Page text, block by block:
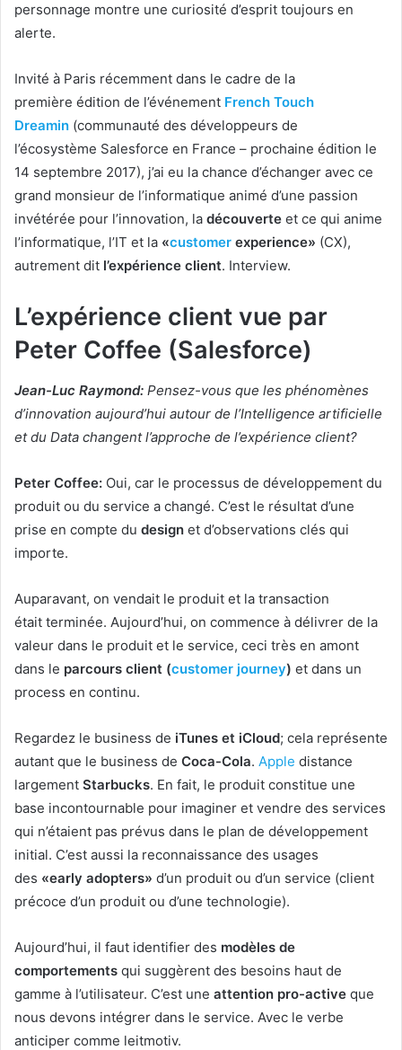
personnage montre une curiosité d’esprit toujours en
alerte.
Invité à Paris récemment dans le cadre de la
première édition de l’événement French Touch
Dreamin (communauté des développeurs de
l’écosystème Salesforce en France – prochaine édition le
14 septembre 2017), j’ai eu la chance d’échanger avec ce
grand monsieur de l’informatique animé d’une passion
invétérée pour l’innovation, la découverte et ce qui anime
l’informatique, l’IT et la «customer experience» (CX),
autrement dit l’expérience client. Interview.
L’expérience client vue par
Peter Coffee (Salesforce)
Jean-Luc Raymond: Pensez-vous que les phénomènes
d’innovation aujourd’hui autour de l’Intelligence artificielle
et du Data changent l’approche de l’expérience client?
Peter Coffee: Oui, car le processus de développement du
produit ou du service a changé. C’est le résultat d’une
prise en compte du design et d’observations clés qui
importe.
Auparavant, on vendait le produit et la transaction
était terminée. Aujourd’hui, on commence à délivrer de la
valeur dans le produit et le service, ceci très en amont
dans le parcours client (customer journey) et dans un
process en continu.
Regardez le business de iTunes et iCloud; cela représente
autant que le business de Coca-Cola. Apple distance
largement Starbucks. En fait, le produit constitue une
base incontournable pour imaginer et vendre des services
qui n’étaient pas prévus dans le plan de développement
initial. C’est aussi la reconnaissance des usages
des «early adopters» d’un produit ou d’un service (client
précoce d’un produit ou d’une technologie).
Aujourd’hui, il faut identifier des modèles de
comportements qui suggèrent des besoins haut de
gamme à l’utilisateur. C’est une attention pro-active que
nous devons intégrer dans le service. Avec le verbe
anticiper comme leitmotiv.